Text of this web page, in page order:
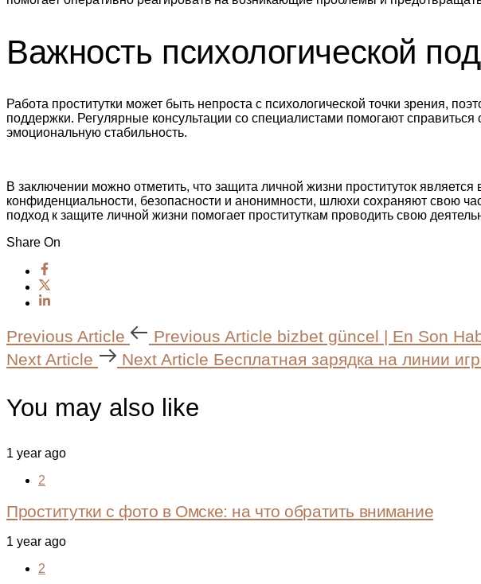
Важность психологической
Работа проститутки может быть непроста с психологической точки зрения,
поддержки. Регулярные консультации со специалистами помогают
эмоциональную стабильность.
В заключении можно отметить, что защита личной жизни проституток
конфиденциальности, безопасности и анонимности, шлюхи сохраняют свою
подход к защите личной жизни помогает проституткам проводить свою
Share On
Previous Article Previous Article bizbet güncel | En Son
Next Article
Next Article Бесплатная зарядка на линии
You may also like
1 year ago
2
Проститутки с фото в Омске: на что обратить внимание
1 year ago
2